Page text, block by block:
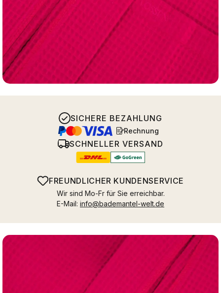
SICHERE BEZAHLUNG
Rechnung
SCHNELLER VERSAND
FREUNDLICHER KUNDENSERVICE
Wir sind Mo-Fr für Sie erreichbar.
E-Mail: info@bademantel-welt.de